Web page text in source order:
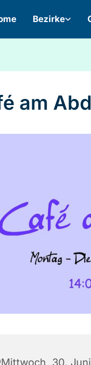
Bezirke
am